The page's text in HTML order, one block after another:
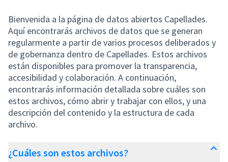
Bienvenida a la página de datos abiertos Capellades.
Aquí encontrarás archivos de datos que se generan
regularmente a partir de varios procesos deliberados y
de gobernanza dentro de Capellades. Estos archivos
están disponibles para promover la transparencia,
accesibilidad y colaboración. A continuación,
encontrarás información detallada sobre cuáles son
estos archivos, cómo abrir y trabajar con ellos, y una
descripción del contenido y la estructura de cada
archivo.
¿Cuáles son estos archivos?